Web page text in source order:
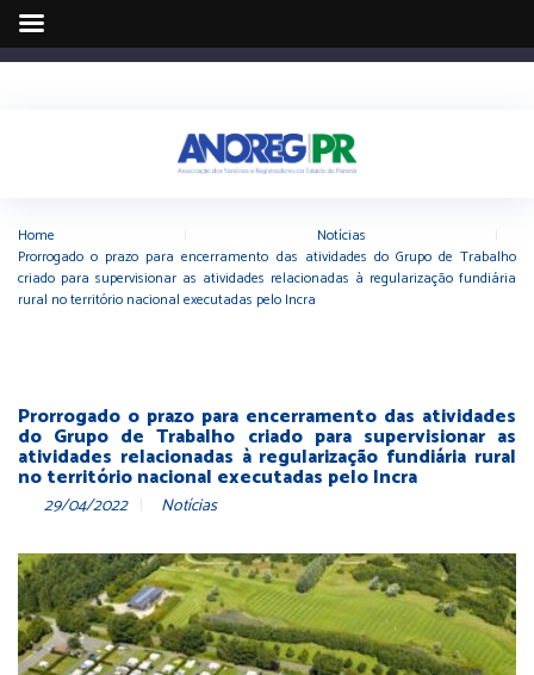
Home Notícias
Prorrogado o prazo para encerramento das atividades do Grupo de Trabalho
criado para supervisionar as atividades relacionadas à regularização fundiária
rural no território nacional executadas pelo Incra
Prorrogado o prazo para encerramento das atividades
do Grupo de Trabalho criado para supervisionar as
atividades relacionadas à regularização fundiária rural
no território nacional executadas pelo Incra
29/04/2022 Notícias